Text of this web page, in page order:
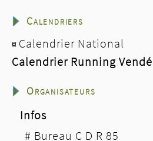
Calendriers
¤ Calendrier National
Calendrier Running
Organisateurs
Infos
# Bureau C D R 85